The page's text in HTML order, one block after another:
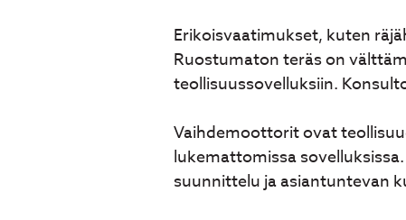
Erikoisvaatimukset, kuten
Ruostumaton teräs on
teollisuussovelluksiin.
Vaihdemoottorit ovat
lukemattomissa
suunnittelu ja asiantuntevan